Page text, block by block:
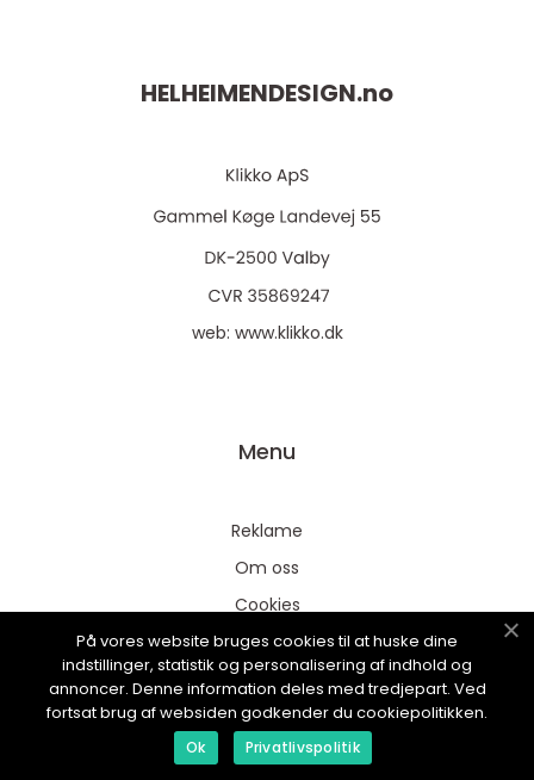
HELHEIMENDESIGN.no
web: www.klikko.dk
Menu
Reklame
Om oss
Cookies
Kontakt Oss
Sitemap
På vores website bruges cookies til at huske dine
indstillinger, statistik og personalisering af indhold og
annoncer. Denne information deles med tredjepart. Ved
fortsat brug af websiden godkender du cookiepolitikken.
Ok Privatlivspolitik